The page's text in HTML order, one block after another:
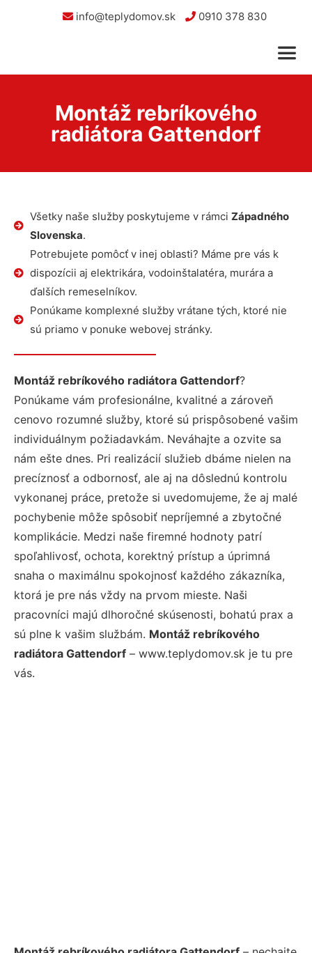
info@teplydomov.sk 0910 378 830
Montáž rebríkového
radiátora Gattendorf
Všetky naše služby poskytujeme v rámci Západného
Slovenska.
Potrebujete pomôcť v inej oblasti? Máme pre vás k
dispozícii aj elektrikára, vodoinštalatéra, murára a
ďalších remeselníkov.
Ponúkame komplexné služby vrátane tých, ktoré nie
sú priamo v ponuke webovej stránky.
Montáž rebríkového radiátora Gattendorf?
Ponúkame vám profesionálne, kvalitné a zároveň
cenovo rozumné služby, ktoré sú prispôsobené vašim
individuálnym požiadavkám. Neváhajte a ozvite sa
nám ešte dnes. Pri realizácií služieb dbáme nielen na
precíznosť a odbornosť, ale aj na dôslednú kontrolu
vykonanej práce, pretože si uvedomujeme, že aj malé
pochybenie môže spôsobiť nepríjemné a zbytočné
komplikácie. Medzi naše firemné hodnoty patrí
spoľahlivosť, ochota, korektný prístup a úprimná
snaha o maximálnu spokojnosť každého zákazníka,
ktorá je pre nás vždy na prvom mieste. Naši
pracovníci majú dlhoročné skúsenosti, bohatú prax a
sú plne k vašim službám. Montáž rebríkového
radiátora Gattendorf – www.teplydomov.sk je tu pre
vás.